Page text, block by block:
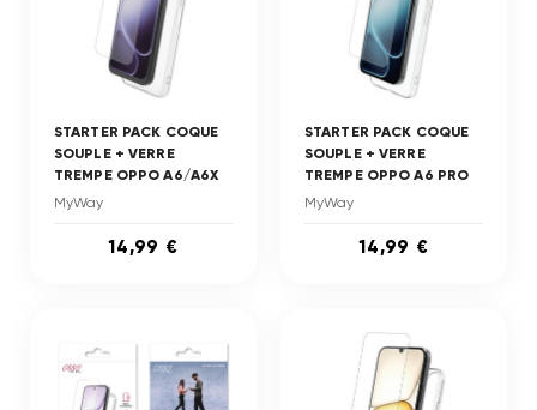
STARTER PACK COQUE
SOUPLE + VERRE
TREMPE OPPO A6/A6X
MyWay
14,99 €
STARTER PACK COQUE
SOUPLE + VERRE
TREMPE OPPO A6 PRO
MyWay
14,99 €